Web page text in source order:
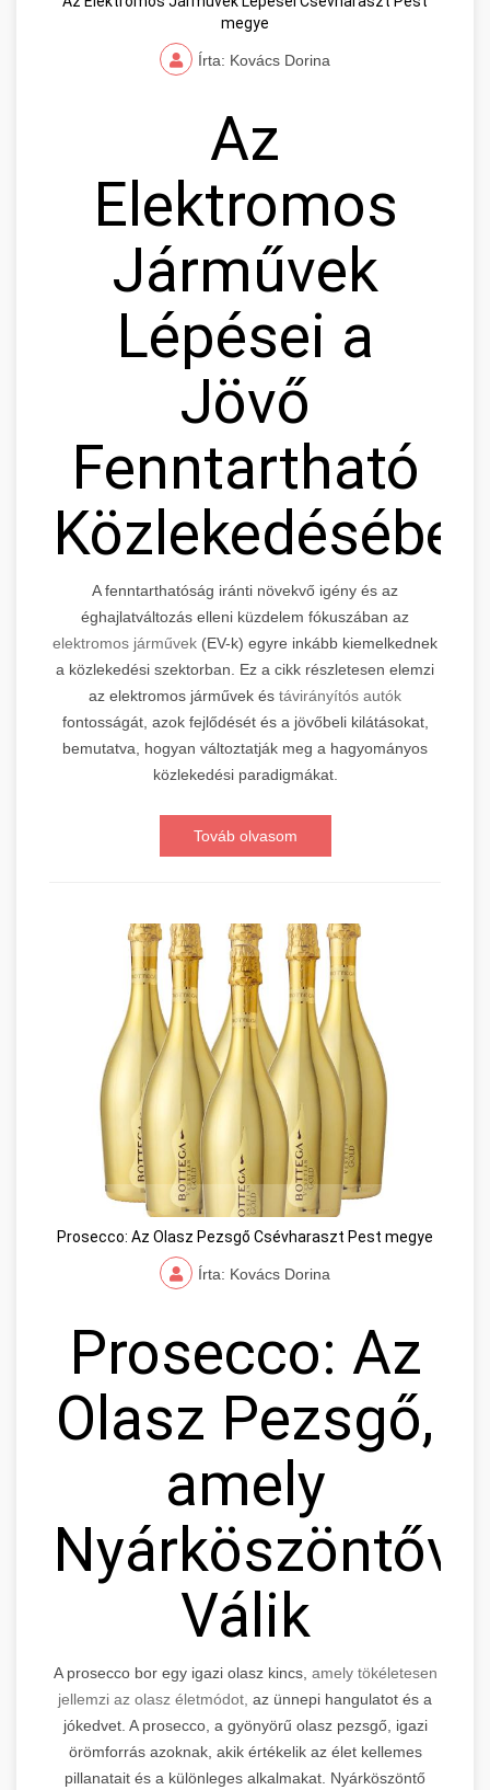
megye
Írta: Kovács Dorina
Az
Elektromos
Járművek
Lépései a
Jövő
Fenntartható
Közlekedésében
A fenntarthatóság iránti növekvő igény és az
éghajlatváltozás elleni küzdelem fókuszában az
elektromos járművek (EV-k) egyre inkább kiemelkednek
a közlekedési szektorban. Ez a cikk részletesen elemzi
az elektromos járművek és távirányítós autók
fontosságát, azok fejlődését és a jövőbeli kilátásokat,
bemutatva, hogyan változtatják meg a hagyományos
közlekedési paradigmákat.
Továb olvasom
Prosecco: Az Olasz Pezsgő Csévharaszt Pest megye
Írta: Kovács Dorina
Prosecco: Az
Olasz Pezsgő,
amely
Nyárköszöntővé
Válik
A prosecco bor egy igazi olasz kincs, amely tökéletesen
jellemzi az olasz életmódot, az ünnepi hangulatot és a
jókedvet. A prosecco, a gyönyörű olasz pezsgő, igazi
örömforrás azoknak, akik értékelik az élet kellemes
pillanatait és a különleges alkalmakat. Nyárköszöntő